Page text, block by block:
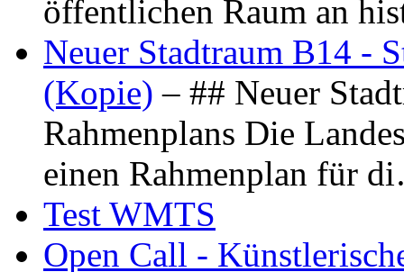
öffentlichen Raum an
Neuer Stadtraum B14 -
(Kopie) – ## Neuer
Rahmenplans Die
einen Rahmenplan für
Test WMTS
Open Call -